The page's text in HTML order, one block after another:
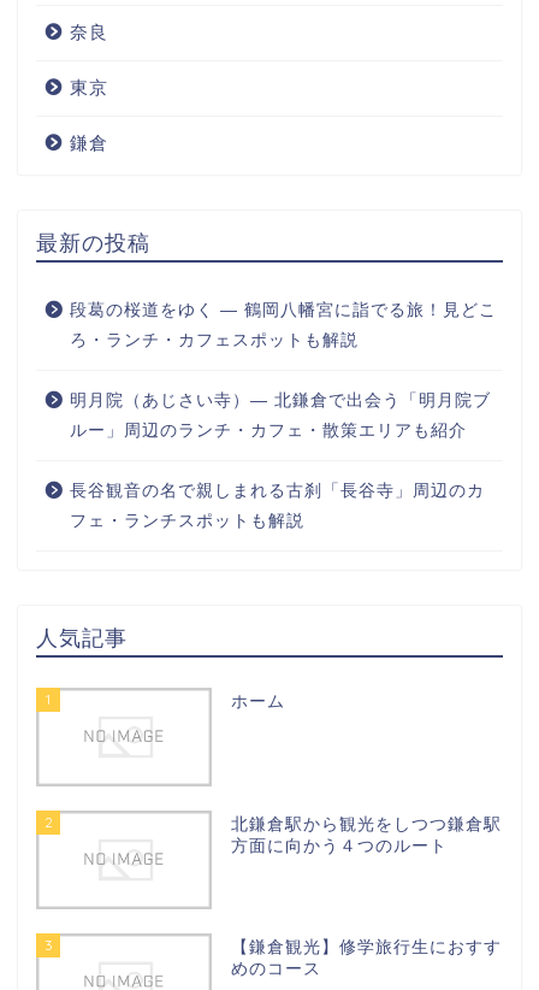
奈良
東京
鎌倉
最新の投稿
段葛の桜道をゆく ― 鶴岡八幡宮に詣でる旅！見どこ
ろ・ランチ・カフェスポットも解説
明月院（あじさい寺）― 北鎌倉で出会う「明月院ブ
ルー」周辺のランチ・カフェ・散策エリアも紹介
長谷観音の名で親しまれる古刹「長谷寺」周辺のカ
フェ・ランチスポットも解説
人気記事
1 ホーム
2
北鎌倉駅から観光をしつつ鎌倉駅
方面に向かう４つのルート
3
【鎌倉観光】修学旅行生におすす
めのコース